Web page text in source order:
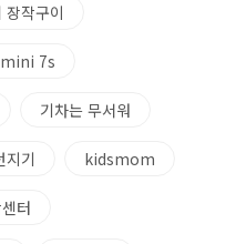
장작구이
7s
기차는 무서워
지기 kidsmom
터